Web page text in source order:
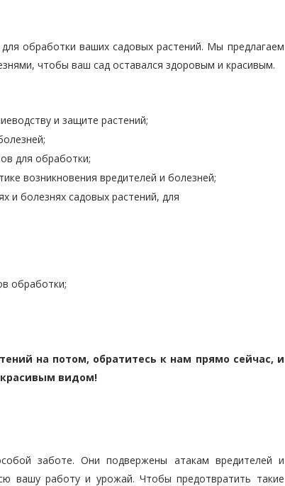
обработки ваших садовых растений. Мы предлагаем
чтобы ваш сад оставался здоровым и красивым.
и защите растений;
для обработки;
возникновения вредителей и болезней;
и болезнях садовых растений, для
обработки;
на потом, обратитесь к нам прямо сейчас, и
видом!
заботе. Они подвержены атакам вредителей и
вашу работу и урожай. Чтобы предотвратить такие